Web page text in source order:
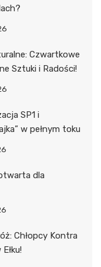
Czwartkowe
Sztuki i Radości!
SP1 i
w pełnym toku
dla
Chłopcy Kontra